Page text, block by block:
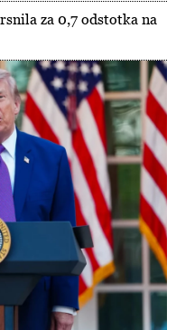
za 0,7 odstotka na